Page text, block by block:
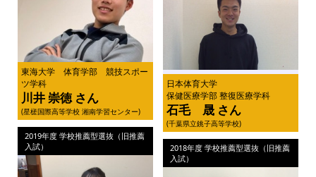
東海大学 体育学部 競技スポー
ツ学科
川井 崇徳 さん
(星槎国際高等学校 湘南学習センター)
日本体育大学
保健医療学部 整復医療学科
石毛 晟 さん
(千葉県立銚子高等学校)
2019年度 学校推薦型選抜（旧推薦
入試）
2018年度 学校推薦型選抜（旧推薦
入試）